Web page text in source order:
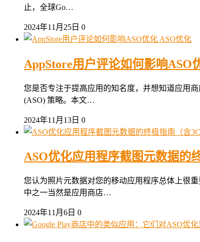
止，全球Go…
2024年11月25日 0
ASO优化
AppStore用户评论如何影响ASO
您是否专注于提高应用的知名度，并想知道应用
(ASO) 策略。本文…
2024年11月13日 0
ASO优化应用程序截图元数据的
您认为照片元数据对您的移动应用程序总体上很
中之一当然是应用商店…
2024年11月6日 0